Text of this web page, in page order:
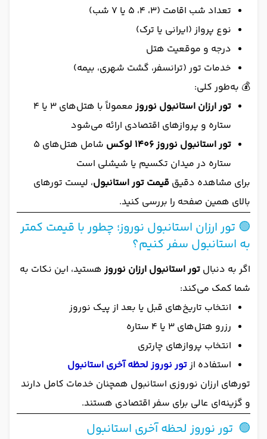
تعداد شب اقامت (۳، ۴، ۵ یا ۷ شب)
نوع پرواز (ایرانی یا ترک)
درجه و موقعیت هتل
خدمات تور (ترانسفر، گشت شهری، بیمه)
💰 به‌طور کلی:
تور ارزان استانبول نوروز
معمولاً با هتل‌های ۳ یا ۴
ستاره و پروازهای اقتصادی ارائه می‌شود
تور استانبول نوروز 1406 لوکس
شامل هتل‌های ۵
ستاره در میدان تکسیم یا شیشلی است
برای مشاهده دقیق قیمت تور استانبول، لیست تورهای
بالای همین صفحه را بررسی کنید.
🟢 تور ارزان استانبول نوروز؛ چطور با قیمت کمتر
به استانبول سفر کنیم؟
اگر به دنبال تور استانبول ارزان نوروزهستید، این نکات به
شما کمک می‌کند:
انتخاب تاریخ‌های قبل یا بعد از پیک نوروز
رزرو هتل‌های ۳ یا ۴ ستاره
انتخاب پروازهای چارتری
استفاده ازتور نوروز لحظه آخری استانبول
تورهای ارزان نوروزی استانبول همچنان خدمات کامل دارند
و گزینه‌ای عالی برای سفر اقتصادی هستند.
🟢 تور نوروز لحظه آخری استانبول